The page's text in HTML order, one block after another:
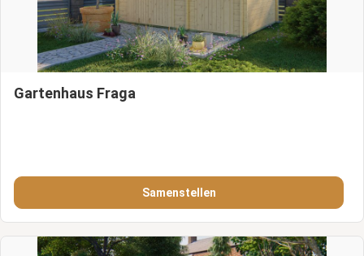
Gartenhaus Fraga
Samenstellen